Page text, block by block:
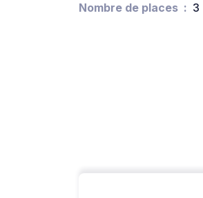
Nombre de places 3